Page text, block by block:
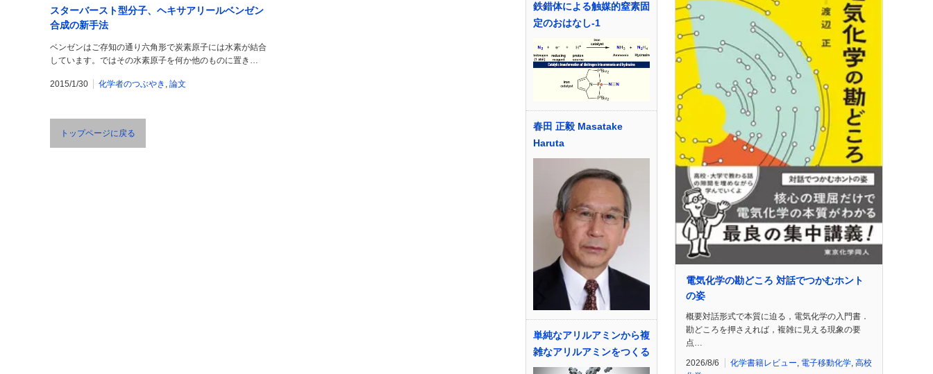
スターバースト型分子、ヘキサアリールベンゼン
合成の新手法
ベンゼンはご存知の通り六角形で炭素原子には水素が結合
しています。ではその水素原子を何か他のものに置き…
2015/1/30 化学者のつぶやき , 論文
トップページに戻る
鉄錯体による触媒的窒素固
定のおはなし-1
春田 正毅 Masatake
Haruta
単純なアリルアミンから複
雑なアリルアミンをつくる
電気化学の勘どころ 対話でつかむホント
の姿
概要対話形式で本質に迫る，電気化学の入門書．
勘どころを押さえれば，複雑に見える現象の要
点…
2026/8/6 化学書籍レビュー 電子移動化学 高校